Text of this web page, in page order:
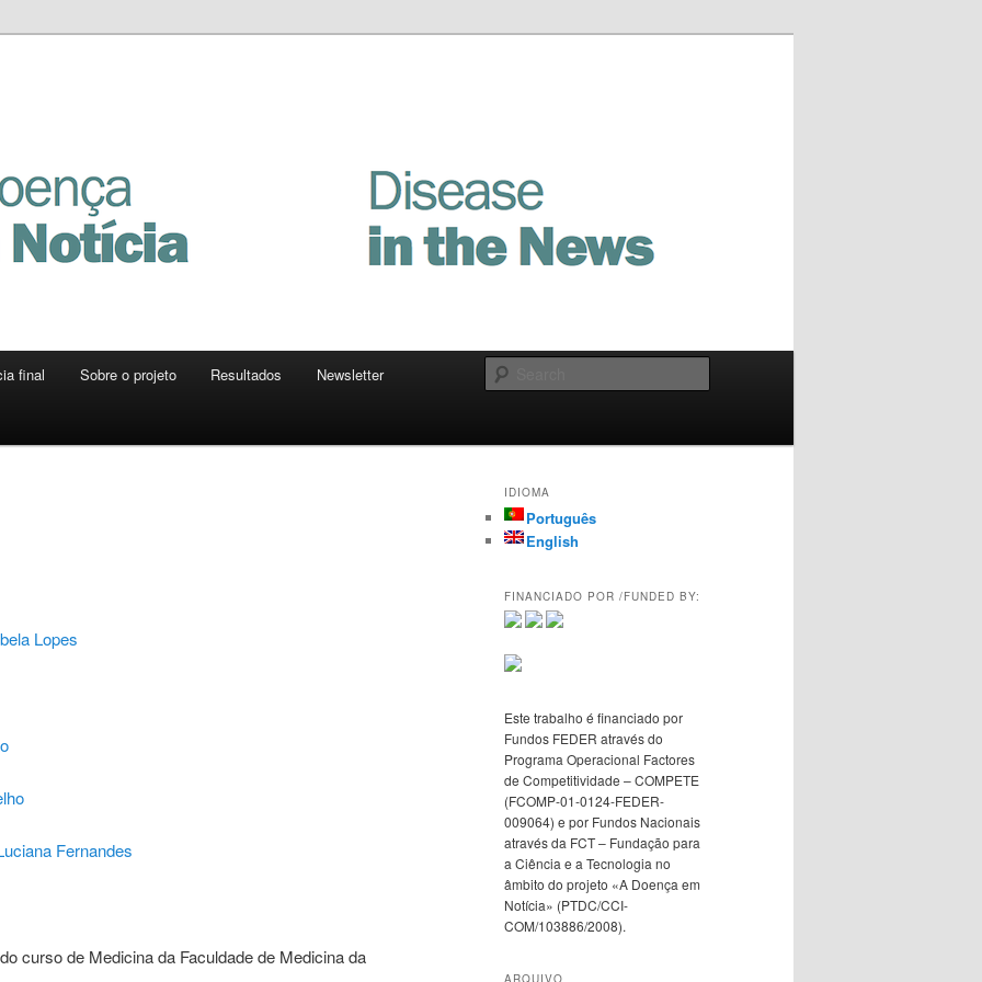
final Sobre o projeto Resultados Newsletter
Lopes
Fernandes
curso de Medicina da Faculdade de Medicina da
IDIOMA
Português
English
FINANCIADO POR /FUNDED BY:
Este trabalho é financiado por
Fundos FEDER através do
Programa Operacional Factores
de Competitividade – COMPETE
(FCOMP-01-0124-FEDER-
009064) e por Fundos Nacionais
através da FCT – Fundação para
a Ciência e a Tecnologia no
âmbito do projeto «A Doença em
Notícia» (PTDC/CCI-
COM/103886/2008).
ARQUIVO